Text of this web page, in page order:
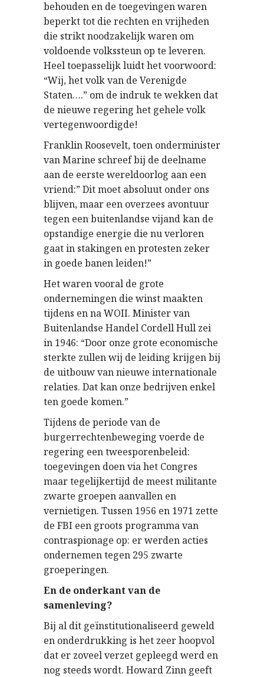
behouden en de toegevingen waren
beperkt tot die rechten en vrijheden
die strikt noodzakelijk waren om
voldoende volkssteun op te leveren.
Heel toepasselijk luidt het voorwoord:
“Wij, het volk van de Verenigde
Staten….” om de indruk te wekken dat
de nieuwe regering het gehele volk
vertegenwoordigde!
Franklin Roosevelt, toen onderminister
van Marine schreef bij de deelname
aan de eerste wereldoorlog aan een
vriend:” Dit moet absoluut onder ons
blijven, maar een overzees avontuur
tegen een buitenlandse vijand kan de
opstandige energie die nu verloren
gaat in stakingen en protesten zeker
in goede banen leiden!”
Het waren vooral de grote
ondernemingen die winst maakten
tijdens en na WOII. Minister van
Buitenlandse Handel Cordell Hull zei
in 1946: “Door onze grote economische
sterkte zullen wij de leiding krijgen bij
de uitbouw van nieuwe internationale
relaties. Dat kan onze bedrijven enkel
ten goede komen.”
Tijdens de periode van de
burgerrechtenbeweging voerde de
regering een tweesporenbeleid:
toegevingen doen via het Congres
maar tegelijkertijd de meest militante
zwarte groepen aanvallen en
vernietigen. Tussen 1956 en 1971 zette
de FBI een groots programma van
contraspionage op: er werden acties
ondernemen tegen 295 zwarte
groeperingen.
En de onderkant van de
samenleving?
Bij al dit geïnstitutionaliseerd geweld
en onderdrukking is het zeer hoopvol
dat er zoveel verzet gepleegd werd en
nog steeds wordt. Howard Zinn geeft